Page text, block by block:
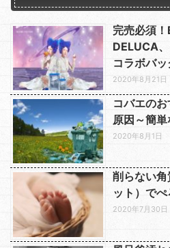
完売必須
DELUCA
コラボバッ
2020年8月21日
コバエの
原因～簡
2020年8月1日
削らない
ット）で
2020年7月30日